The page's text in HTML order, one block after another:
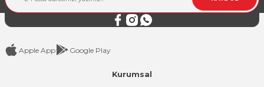
Apple App Google Play
Kurumsal